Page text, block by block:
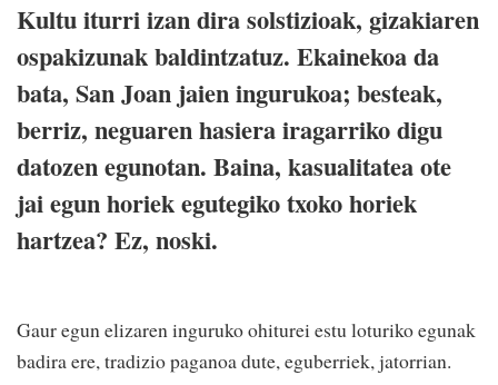
Kultu iturri izan dira solstizioak, gizakiaren
ospakizunak baldintzatuz. Ekainekoa da
bata, San Joan jaien ingurukoa; besteak,
berriz, neguaren hasiera iragarriko digu
datozen egunotan. Baina, kasualitatea ote
jai egun horiek egutegiko txoko horiek
hartzea? Ez, noski.
Gaur egun elizaren inguruko ohiturei estu loturiko egunak
badira ere, tradizio paganoa dute, eguberriek, jatorrian.